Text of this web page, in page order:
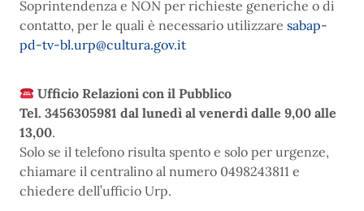
Soprintendenza e NON per richieste generiche o di
contatto, per le quali è necessario utilizzare sabap-
pd-tv-bl.urp@cultura.gov.it
Ufficio Relazioni con il Pubblico
Tel. 3456305981 dal lunedì al venerdì dalle 9,00 alle
13,00.
Solo se il telefono risulta spento e solo per urgenze,
chiamare il centralino al numero 0498243811 e
chiedere dell’ufficio Urp.